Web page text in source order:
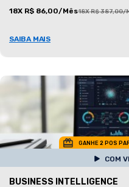
18X R$ 86,00/Mês18X R$ 387,00/
SAIBA MAIS
GANHE 2 POS
COM
BUSINESS INTELLIGENCE